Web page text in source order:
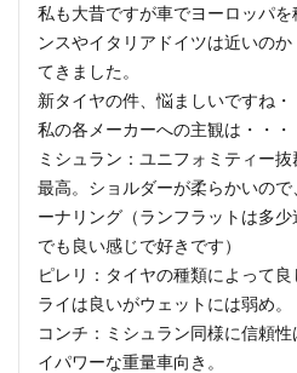
私も大昔ですが車でヨーロッパ
ンスやイタリアドイツは近いの
てきました。
新タイヤの件、悩ましいですね・
私の各メーカーへの主観は・・・
ミシュラン：ユニフォミティー
最高。ショルダーが柔らかいの
ーナリング（ランフラットは多
でも良い感じで好きです）
ピレリ：タイヤの種類によって
ライは良いがウェットには弱め。
コンチ：ミシュラン同様に信頼
イパワーな重量車向き。